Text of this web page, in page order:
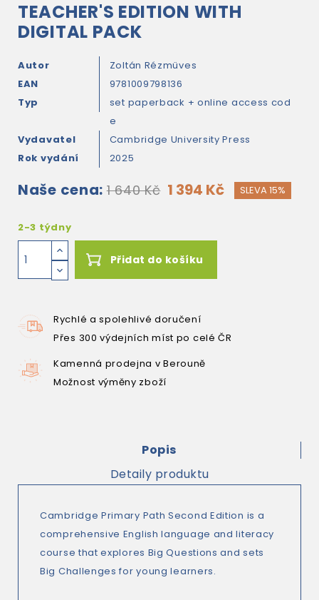
TEACHER'S EDITION WITH
DIGITAL PACK
Autor
Zoltán Rézmüves
EAN
9781009798136
Typ
set paperback + online access cod
e
Vydavatel
Cambridge University Press
Rok vydání
2025
Naše cena: 1 640 Kč 1 394 Kč SLEVA 15%
2-3 týdny
Přidat do košíku
Rychlé a spolehlivé doručení
Přes 300 výdejních míst po celé ČR
Kamenná prodejna v Berouně
Možnost výměny zboží
Popis
Detaily produktu
Cambridge Primary Path Second Edition is a
comprehensive English language and literacy
course that explores Big Questions and sets
Big Challenges for young learners.